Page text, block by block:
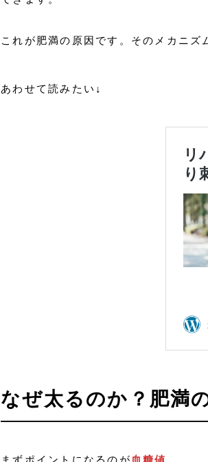
これが肥満の原因です。そのメカニズ
あわせて読みたい↓
なぜ太るのか？肥満
まずポイントになるのが 血糖値